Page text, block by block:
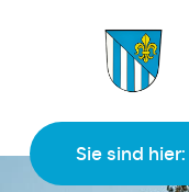
Sie sind hier: